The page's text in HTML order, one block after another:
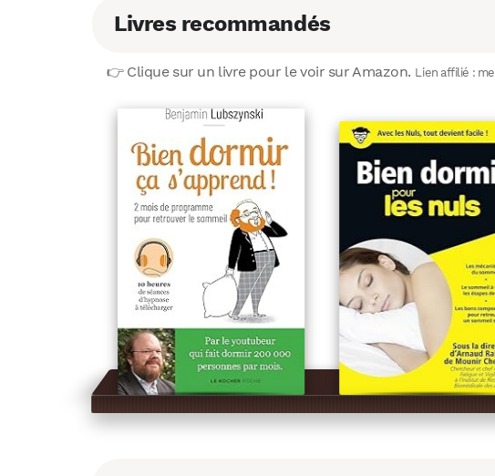
Livres recommandés
👉 Clique sur un livre pour le voir sur Amazon. Lien affilié :